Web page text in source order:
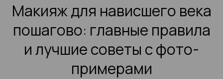
Макияж для нависшего века
пошагово: главные правила
и лучшие советы с фото-
примерами